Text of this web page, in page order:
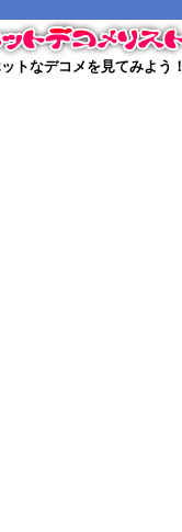
トなデコメを見てみよう！